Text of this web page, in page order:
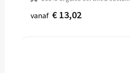
vanaf € 13,02